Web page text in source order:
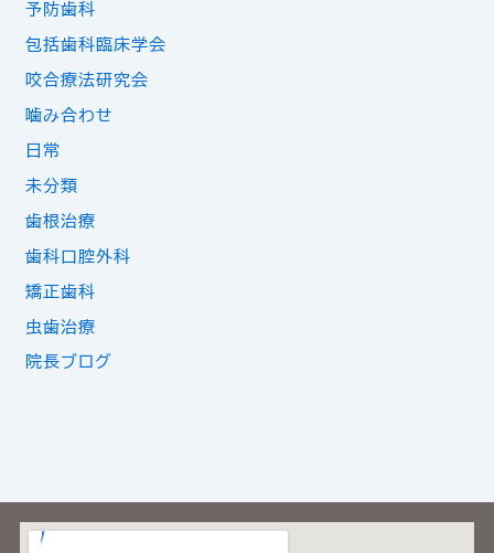
予防歯科
包括歯科臨床学会
咬合療法研究会
噛み合わせ
日常
未分類
歯根治療
歯科口腔外科
矯正歯科
虫歯治療
院長ブログ